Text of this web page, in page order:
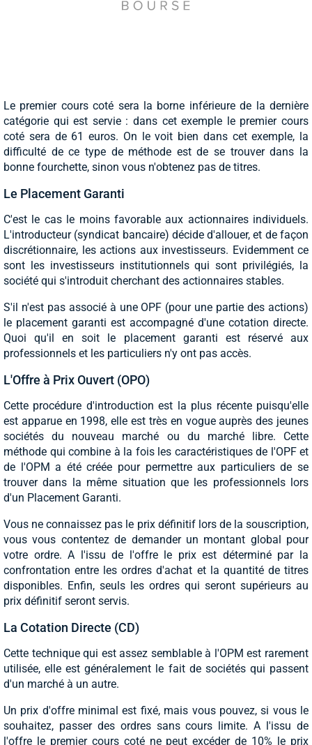
Le premier cours coté sera la borne inférieure de la dernière
catégorie qui est servie : dans cet exemple le premier cours
coté sera de 61 euros. On le voit bien dans cet exemple, la
difficulté de ce type de méthode est de se trouver dans la
bonne fourchette, sinon vous n'obtenez pas de titres.
Le Placement Garanti
C'est le cas le moins favorable aux actionnaires individuels.
L'introducteur (syndicat bancaire) décide d'allouer, et de façon
discrétionnaire, les actions aux investisseurs. Evidemment ce
sont les investisseurs institutionnels qui sont privilégiés, la
société qui s'introduit cherchant des actionnaires stables.
S'il n'est pas associé à une OPF (pour une partie des actions)
le placement garanti est accompagné d'une cotation directe.
Quoi qu'il en soit le placement garanti est réservé aux
professionnels et les particuliers n'y ont pas accès.
L'Offre à Prix Ouvert (OPO)
Cette procédure d'introduction est la plus récente puisqu'elle
est apparue en 1998, elle est très en vogue auprès des jeunes
sociétés du nouveau marché ou du marché libre. Cette
méthode qui combine à la fois les caractéristiques de l'OPF et
de l'OPM a été créée pour permettre aux particuliers de se
trouver dans la même situation que les professionnels lors
d'un Placement Garanti.
Vous ne connaissez pas le prix définitif lors de la souscription,
vous vous contentez de demander un montant global pour
votre ordre. A l'issu de l'offre le prix est déterminé par la
confrontation entre les ordres d'achat et la quantité de titres
disponibles. Enfin, seuls les ordres qui seront supérieurs au
prix définitif seront servis.
La Cotation Directe (CD)
Cette technique qui est assez semblable à l'OPM est rarement
utilisée, elle est généralement le fait de sociétés qui passent
d'un marché à un autre.
Un prix d'offre minimal est fixé, mais vous pouvez, si vous le
souhaitez, passer des ordres sans cours limite. A l'issu de
l'offre le premier cours coté ne peut excéder de 10% le prix